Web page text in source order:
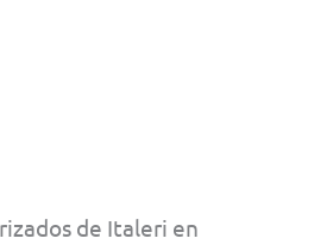
de Italeri en